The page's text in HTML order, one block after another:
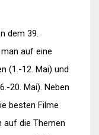
dem 39.
auf eine
(1.-12. Mai) und
20. Mai). Neben
besten Filme
auf die Themen